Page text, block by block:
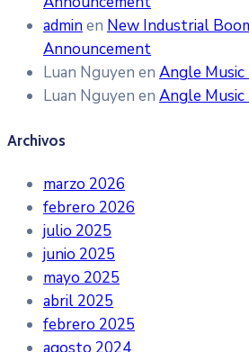
adminen New Industrial
Announcement
Luan Nguyen en Angle Music
Luan Nguyen en Angle Music
Archivos
marzo 2026
febrero 2026
julio 2025
junio 2025
mayo 2025
abril 2025
febrero 2025
agosto 2024